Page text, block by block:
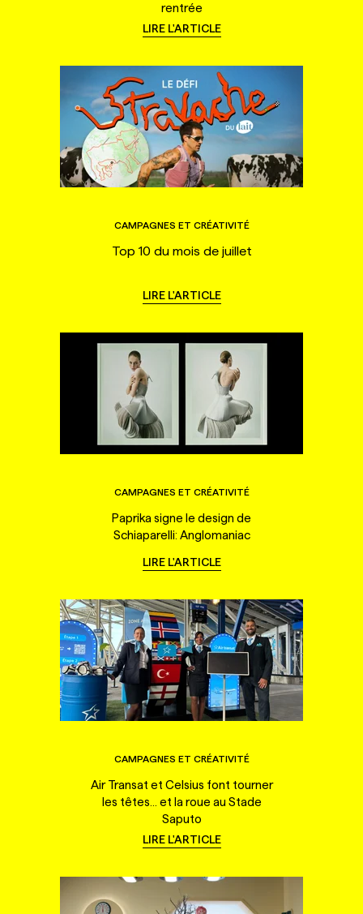
rentrée
LIRE L'ARTICLE
CAMPAGNES ET CRÉATIVITÉ
Top 10 du mois de juillet
LIRE L'ARTICLE
CAMPAGNES ET CRÉATIVITÉ
Paprika signe le design de
Schiaparelli: Anglomaniac
LIRE L'ARTICLE
CAMPAGNES ET CRÉATIVITÉ
Air Transat et Celsius font tourner
les têtes... et la roue au Stade
Saputo
LIRE L'ARTICLE